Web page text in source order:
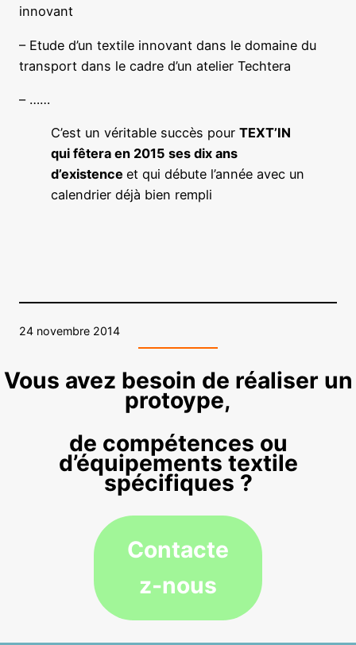
innovant
– Etude d’un textile innovant dans le domaine du
transport dans le cadre d’un atelier Techtera
– ……
C’est un véritable succès pour TEXT’IN
qui fêtera en 2015 ses dix ans
d’existence et qui débute l’année avec un
calendrier déjà bien rempli
24 novembre 2014
Vous avez besoin de réaliser un
protoype,
de compétences ou
d’équipements textile
spécifiques ?
Contacte
z-nous